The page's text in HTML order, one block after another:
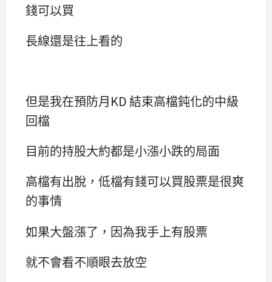
錢可以買
長線還是往上看的
但是我在預防月KD 結束高檔鈍化的中級
回檔
目前的持股大約都是小漲小跌的局面
高檔有出脫，低檔有錢可以買股票是很爽
的事情
如果大盤漲了，因為我手上有股票
就不會看不順眼去放空